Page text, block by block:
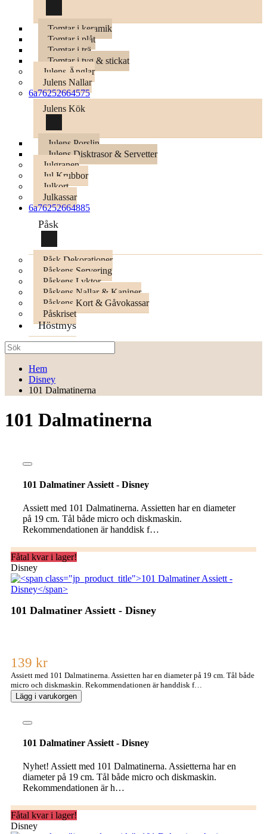
Tomtar i keramik
Tomtar i plåt
Tomtar i trä
Tomtar i tyg & stickat
Julens Änglar
Julens Nallar
6a76252664575
Julens Kök
Julens Porslin
Julens Disktrasor & Servetter
Julgranen
Jul Krubbor
Julkort
Julkassar
6a76252664885
Påsk
Påsk Dekorationer
Påskens Servering
Påskens Lyktor
Påskens Nallar & Kaniner
Påskens Kort & Gåvokassar
Påskriset
Höstmys
Hem
Disney
101 Dalmatinerna
101 Dalmatinerna
101 Dalmatiner Assiett - Disney
Assiett med 101 Dalmatinerna. Assietten har en diameter
på 19 cm. Tål både micro och diskmaskin.
Rekommendationen är handdisk f…
Fåtal kvar i lager!
Disney
101 Dalmatiner Assiett - Disney
139 kr
Assiett med 101 Dalmatinerna. Assietten har en diameter på 19 cm. Tål både
micro och diskmaskin. Rekommendationen är handdisk f…
Lägg i varukorgen
101 Dalmatiner Assiett - Disney
Nyhet! Assiett med 101 Dalmatinerna. Assietterna har en
diameter på 19 cm. Tål både micro och diskmaskin.
Rekommendationen är h…
Fåtal kvar i lager!
Disney